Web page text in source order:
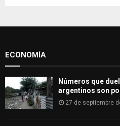
o
ECONOMÍA
Números que
argentinos son
27 de septiembre